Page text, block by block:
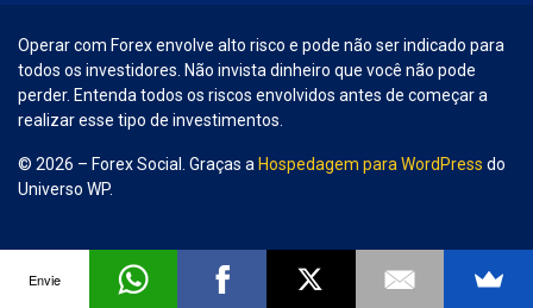
Operar com Forex envolve alto risco e pode não ser indicado para
todos os investidores. Não invista dinheiro que você não pode
perder. Entenda todos os riscos envolvidos antes de começar a
realizar esse tipo de investimentos.
© 2026 – Forex Social. Graças a Hospedagem para WordPress do
Universo WP.
Envie